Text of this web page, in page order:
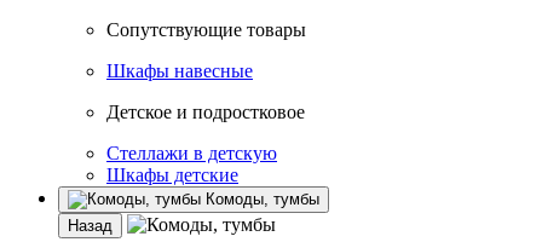
Сопутствующие товары
Шкафы навесные
Детское и подростковое
Стеллажи в детскую
Шкафы детские
Комоды, тумбы
Назад